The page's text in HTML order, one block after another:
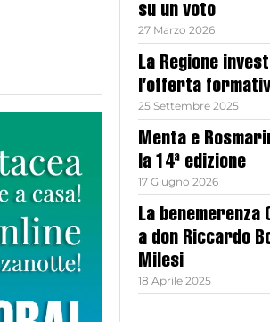
su un voto
27 Marzo 2026
La Regione
l’offerta
25 Settembre 2025
Menta e
la 14ª edizione
17 Giugno 2026
La benemerenza
a don Riccardo
Milesi
18 Aprile 2025